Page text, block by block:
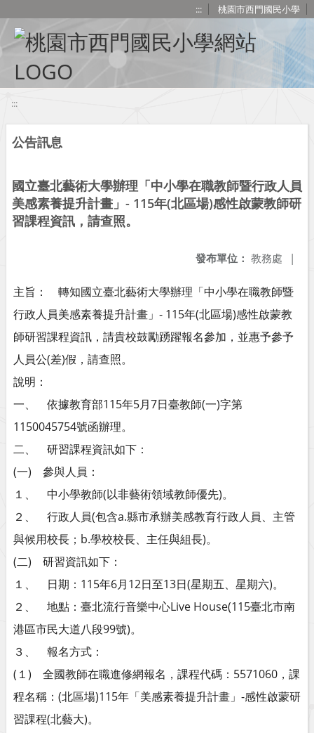
::: 桃園市西門國民小學
:::
公告訊息
國立臺北藝術大學辦理「中小學在職教師暨行政人員
美感素養提升計畫」- 115年(北區場)感性啟蒙教師研
習課程資訊，請查照。
發布單位： 教務處 |
主旨： 轉知國立臺北藝術大學辦理「中小學在職教師暨
行政人員美感素養提升計畫」- 115年(北區場)感性啟蒙教
師研習課程資訊，請貴校鼓勵踴躍報名參加，並惠予參予
人員公(差)假，請查照。
說明：
一、 依據教育部115年5月7日臺教師(一)字第
1150045754號函辦理。
二、 研習課程資訊如下：
(一) 參與人員：
１、 中小學教師(以非藝術領域教師優先)。
２、 行政人員(包含a.縣市承辦美感教育行政人員、主管
與候用校長；b.學校校長、主任與組長)。
(二) 研習資訊如下：
１、 日期：115年6月12日至13日(星期五、星期六)。
２、 地點：臺北流行音樂中心Live House(115臺北市南
港區市民大道八段99號)。
３、 報名方式：
(１) 全國教師在職進修網報名，課程代碼：5571060，課
程名稱：(北區場)115年「美感素養提升計畫」-感性啟蒙研
習課程(北藝大)。